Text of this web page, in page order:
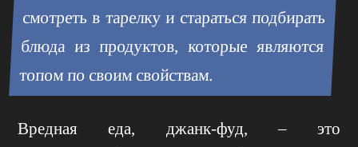
смотреть в тарелку и стараться подбирать
блюда из продуктов, которые являются
топом по своим свойствам.
Вредная еда, джанк-фуд, – это